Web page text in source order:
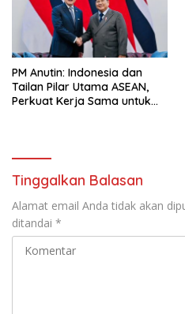
PM Anutin: Indonesia dan
Tailan Pilar Utama ASEAN,
Perkuat Kerja Sama untuk
Tinggalkan Balasan
Alamat email Anda tidak akan
ditandai *